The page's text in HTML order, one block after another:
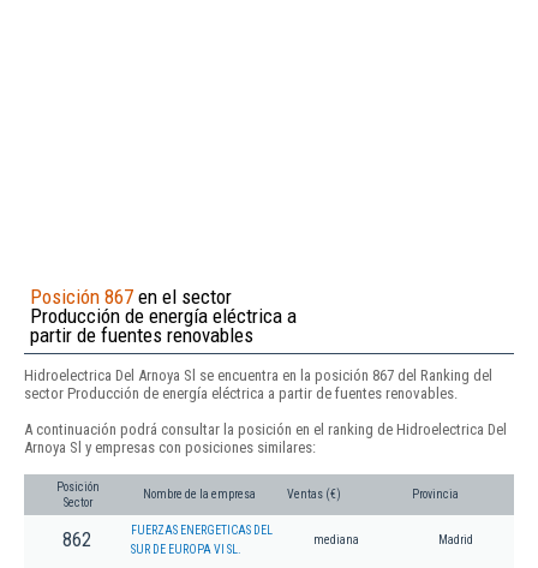
Posición 867 en el sector
Producción de energía eléctrica a
partir de fuentes renovables
Hidroelectrica Del Arnoya Sl se encuentra en la posición 867 del Ranking del
sector Producción de energía eléctrica a partir de fuentes renovables.
A continuación podrá consultar la posición en el ranking de Hidroelectrica Del
Arnoya Sl y empresas con posiciones similares:
Posición
Sector
Nombre de la empresa Ventas (€) Provincia
862
FUERZAS ENERGETICAS DEL
SUR DE EUROPA VI SL.
mediana Madrid